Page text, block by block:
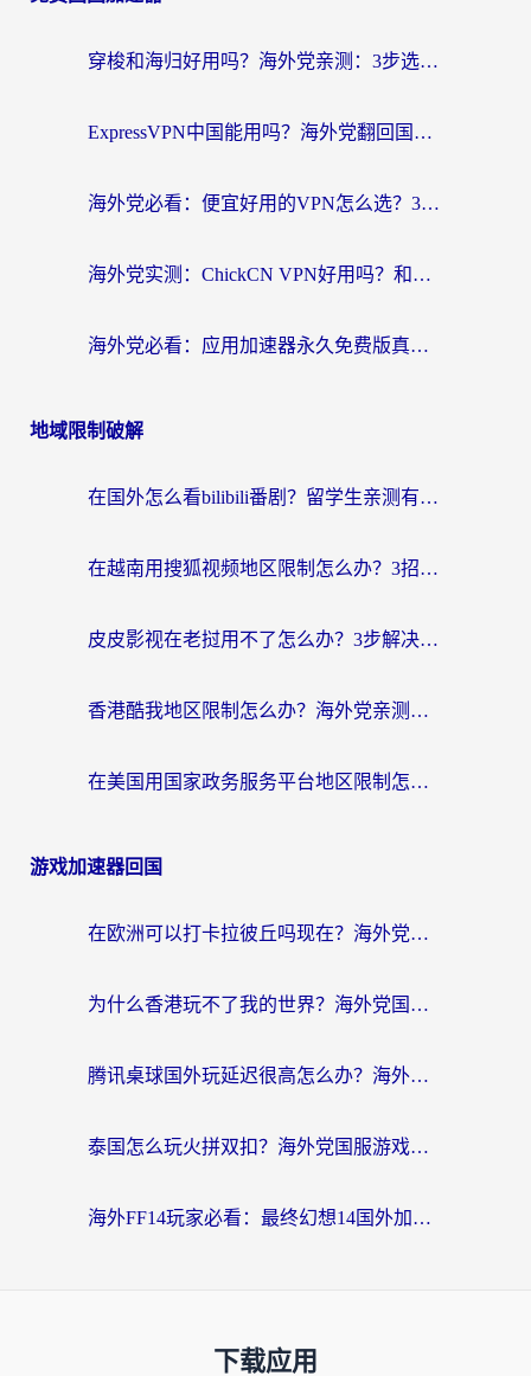
穿梭和海归好用吗？海外党亲测：3步选对回国加速器，无缝刷国内剧玩手游
ExpressVPN中国能用吗？海外党翻回国内的加速器选择指南（附番茄加速器实测）
海外党必看：便宜好用的VPN怎么选？3步解决回国访问难题+Steam改区技巧
海外党实测：ChickCN VPN好用吗？和OurPlay VPN对比哪个回国效果更好？附避坑指南
海外党必看：应用加速器永久免费版真的靠谱吗？教你选对回国加速器无缝刷国内资源
地域限制破解
在国外怎么看bilibili番剧？留学生亲测有效的地域限制突破指南（附酷我酷狗音乐解决方法）
在越南用搜狐视频地区限制怎么办？3招解决海外看国内剧难题（附西瓜视频CCTV观看技巧）
皮皮影视在老挝用不了怎么办？3步解决海外看国内影视&财经的痛点
香港酷我地区限制怎么办？海外党亲测有效的回国加速方案来了
在美国用国家政务服务平台地区限制怎么办？海外华人必备的突破攻略（附追剧看片技巧）
游戏加速器回国
在欧洲可以打卡拉彼丘吗现在？海外党国服游戏加速器终极避坑指南
为什么香港玩不了我的世界？海外党国服游戏加速终极解决方案
腾讯桌球国外玩延迟很高怎么办？海外党亲测有效的国服游戏加速指南
泰国怎么玩火拼双扣？海外党国服游戏加速终极指南（附暗区突围植物大战僵尸实测）
海外FF14玩家必看：最终幻想14国外加速器下载安装全攻略+卡顿解决秘籍
下载应用